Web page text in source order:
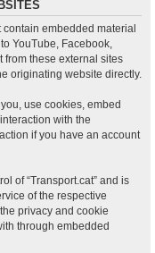
contain embedded material
YouTube, Facebook,
from these external sites
originating website directly.
use cookies, embed
with the
if you have an account
of “Transport.cat” and is
of the respective
privacy and cookie
through embedded